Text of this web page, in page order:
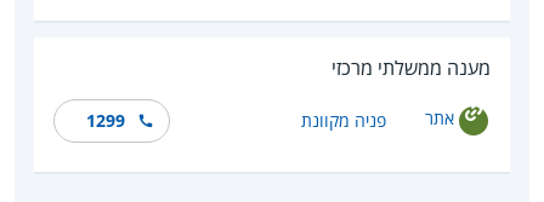
מענה ממשלתי מרכזי
אתר פניה מקוונת 1299